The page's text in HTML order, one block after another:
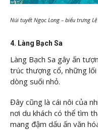
Núi tuyết Ngọc Long – biểu trưng
4. Làng Bạch Sa
Làng Bạch Sa gây ấn
trúc thượng cổ, những lối
dòng suối nhỏ.
Đây cũng là cái nôi của
nơi du khách có thể tìm
mang đậm dấu ấn văn